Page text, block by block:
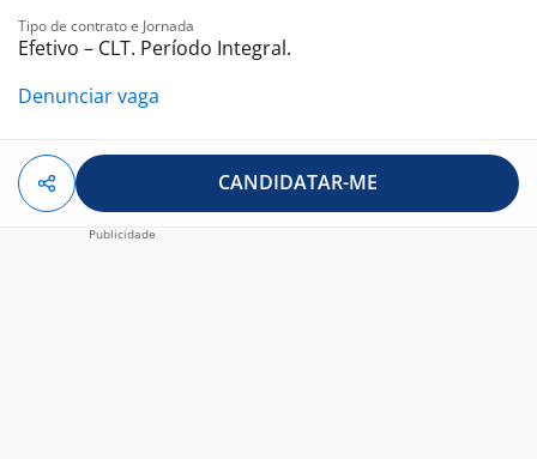
Tipo de contrato e Jornada
Efetivo – CLT. Período Integral.
Denunciar vaga
CANDIDATAR-ME